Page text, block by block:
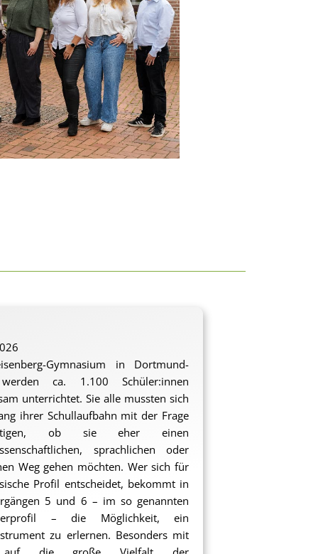
Gymnasium in Dortmund-
ca. 1.100 Schüler:innen
unterrichtet. Sie alle mussten sich
ihrer Schullaufbahn mit der Frage
ob sie eher einen
sprachlichen oder
Weg gehen möchten. Wer sich für
Profil entscheidet, bekommt in
5 und 6 – im so genannten
– die Möglichkeit, ein
zu erlernen. Besonders mit